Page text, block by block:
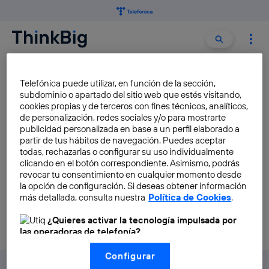
Buscar
REACTOS
Cómo crear un Windows libre
«de bolsillo»
José María López
Telefónica puede utilizar, en función de la sección,
subdominio o apartado del sitio web que estés visitando,
cookies propias y de terceros con fines técnicos, analíticos,
de personalización, redes sociales y/o para mostrarte
publicidad personalizada en base a un perfil elaborado a
partir de tus hábitos de navegación. Puedes aceptar
todas, rechazarlas o configurar su uso individualmente
clicando en el botón correspondiente. Asimismo, podrás
revocar tu consentimiento en cualquier momento desde
la opción de configuración. Si deseas obtener información
más detallada, consulta nuestra Política de Cookies.
¿Quieres activar la tecnología impulsada por
las operadoras de telefonía?
Nosotros, Telefónica S.A., utilizamos la tecnología Utiq para
realizar nuestras acciones de marketing digital o análisis
Configurar